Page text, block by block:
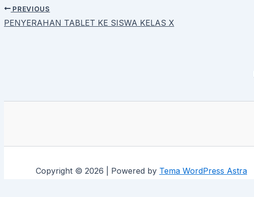
PREVIOUS
PENYERAHAN TABLET KE SISWA KELAS X
Copyright © 2026 | Powered by Tema WordPress Astra